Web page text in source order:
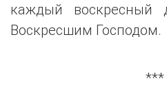
каждый воскресный
Воскресшим Господом.
***